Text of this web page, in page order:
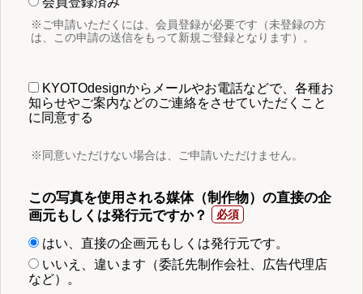
※ご申請いただくには、会員登録が必要です（未登録の方
は、この申請の送信をもって新規ご登録となります）。
KYOTOdesignからメールやお電話などで、各種お
知らせやご案内などのご連絡をさせていただくこと
に同意する
※同意いただけない場合は、ご申請いただけません。
この写真を使用される媒体（制作物）の直接の企
画元もしくは発行元ですか？
はい、直接の企画元もしくは発行元です。
いいえ、違います（委託先制作会社、広告代理店
など）。